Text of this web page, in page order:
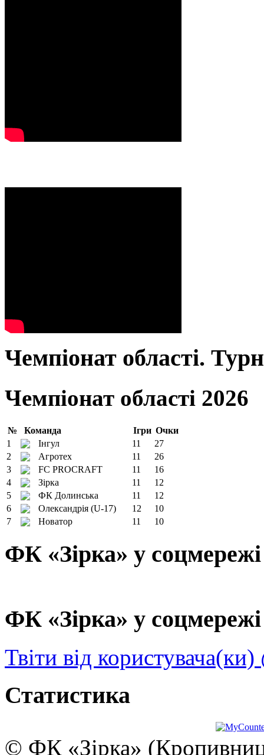
Чемпіонат області.
Чемпіонат області 2026
№ Команда Ігри Очки
1
Інгул 11
27
2
Агротех 11
26
3
FC PROCRAFT 11
16
4
Зірка 11
12
5
ФК Долинська 11
12
6
Олександрія (U-17) 12
10
7
Новатор 11 10
ФК «Зірка» у
ФК «Зірка» у
Твіти від
Статистика
© ФК «Зірка»